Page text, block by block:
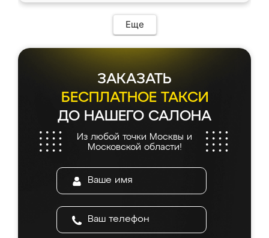
Еще
ЗАКАЗАТЬ
БЕСПЛАТНОЕ ТАКСИ
ДО НАШЕГО САЛОНА
Из любой точки Москвы и
Московской области!